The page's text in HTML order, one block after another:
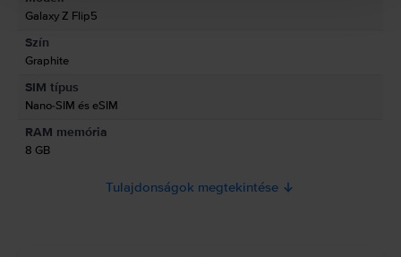
Termékbiztonsági információk
Információk a termékre vonatkozó biztonsági figyelmeztetésekről.
Olvasd el a kézikönyvet.
Galaxy Z Flip5
Szín
Graphite
SIM típus
Nano-SIM és eSIM
RAM memória
8 GB
Tulajdonságok megtekintése